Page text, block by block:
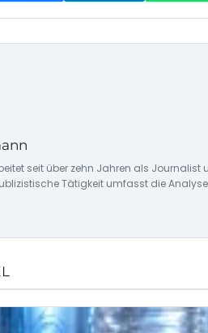
seit über zehn Jahren als
Tätigkeit umfasst die